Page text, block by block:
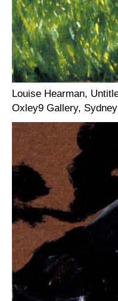
Louise Hearman,
Oxley9 Gallery, Sydney